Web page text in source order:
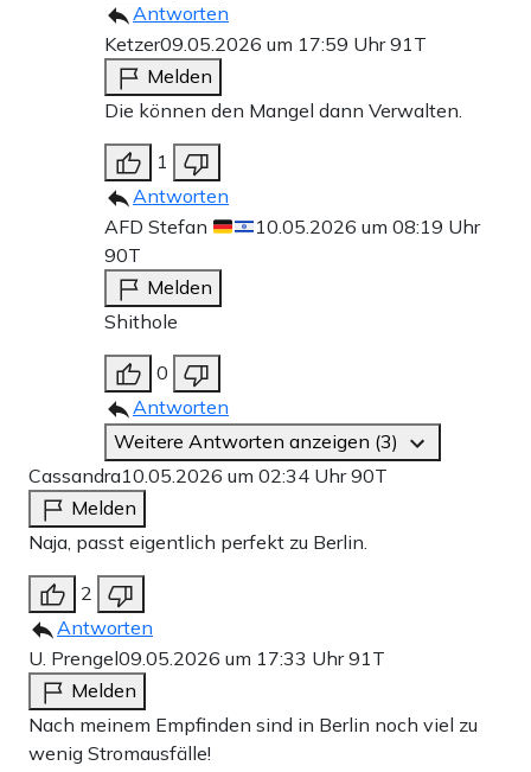
Antworten
Ketzer09.05.2026 um 17:59 Uhr91T
Melden
Die können den Mangel dann Verwalten.
1
Antworten
AFD Stefan
10.05.2026 um 08:19 Uhr
90T
Melden
Shithole
0
Antworten
Weitere Antworten anzeigen (3)
Cassandra10.05.2026 um 02:34 Uhr90T
Melden
Naja, passt eigentlich perfekt zu Berlin.
2
Antworten
U. Prengel09.05.2026 um 17:33 Uhr91T
Melden
Nach meinem Empfinden sind in Berlin noch viel zu
wenig Stromausfälle!